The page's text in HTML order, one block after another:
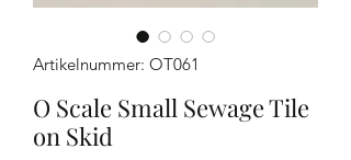
Artikelnummer: OT061
O Scale Small Sewage Tile
on Skid